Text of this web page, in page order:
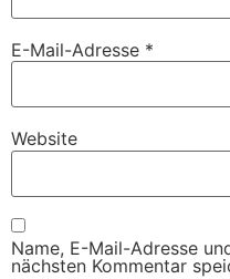
E-Mail-Adresse *
Website
Name, E-Mail-Adresse
nächsten Kommentar